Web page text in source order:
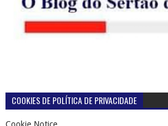
COOKIES DE POLÍTICA DE PRIVACIDADE